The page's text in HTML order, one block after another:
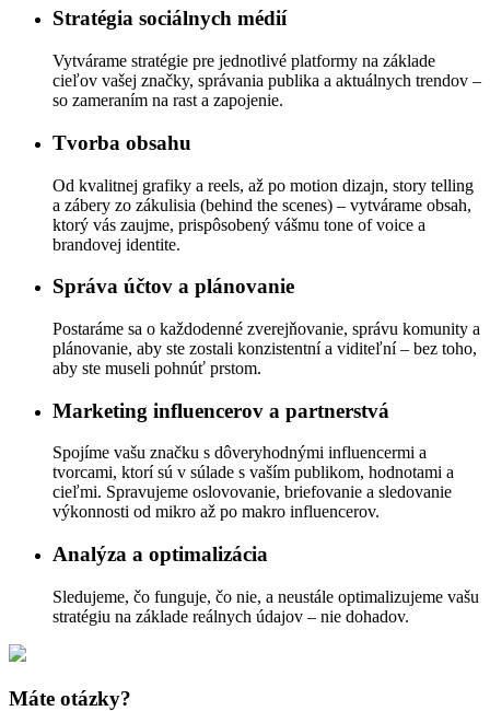
Stratégia sociálnych médií
Vytvárame stratégie pre jednotlivé platformy na základe
cieľov vašej značky, správania publika a aktuálnych trendov –
so zameraním na rast a zapojenie.
Tvorba obsahu
Od kvalitnej grafiky a reels, až po motion dizajn, story telling
a zábery zo zákulisia (behind the scenes) – vytvárame obsah,
ktorý vás zaujme, prispôsobený vášmu tone of voice a
brandovej identite.
Správa účtov a plánovanie
Postaráme sa o každodenné zverejňovanie, správu komunity a
plánovanie, aby ste zostali konzistentní a viditeľní – bez toho,
aby ste museli pohnúť prstom.
Marketing influencerov a partnerstvá
Spojíme vašu značku s dôveryhodnými influencermi a
tvorcami, ktorí sú v súlade s vaším publikom, hodnotami a
cieľmi. Spravujeme oslovovanie, briefovanie a sledovanie
výkonnosti od mikro až po makro influencerov.
Analýza a optimalizácia
Sledujeme, čo funguje, čo nie, a neustále optimalizujeme vašu
stratégiu na základe reálnych údajov – nie dohadov.
Máte otázky?